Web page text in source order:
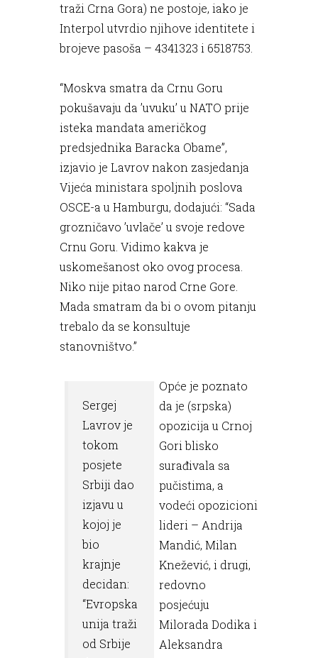
traži Crna Gora) ne postoje, iako je
Interpol utvrdio njihove identitete i
brojeve pasoša – 4341323 i 6518753.
“Moskva smatra da Crnu Goru
pokušavaju da ’uvuku’ u NATO prije
isteka mandata američkog
predsjednika Baracka Obame”,
izjavio je Lavrov nakon zasjedanja
Vijeća ministara spoljnih poslova
OSCE-a u Hamburgu, dodajući: “Sada
grozničavo ’uvlače’ u svoje redove
Crnu Goru. Vidimo kakva je
uskomešanost oko ovog procesa.
Niko nije pitao narod Crne Gore.
Mada smatram da bi o ovom pitanju
trebalo da se konsultuje
stanovništvo.”
Sergej
Lavrov je
tokom
posjete
Srbiji dao
izjavu u
kojoj je
bio
krajnje
decidan:
“Evropska
unija traži
od Srbije
Opće je poznato
da je (srpska)
opozicija u Crnoj
Gori blisko
surađivala sa
pučistima, a
vodeći opozicioni
lideri – Andrija
Mandić, Milan
Knežević, i drugi,
redovno
posjećuju
Milorada Dodika i
Aleksandra